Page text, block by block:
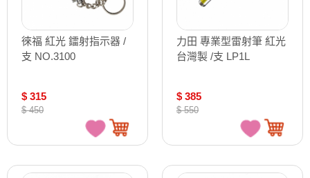
徠福 紅光 鐳射指示器 /
支 NO.3100
$ 315
$ 450
力田 專業型雷射筆 紅光
台灣製 /支 LP1L
$ 385
$ 550